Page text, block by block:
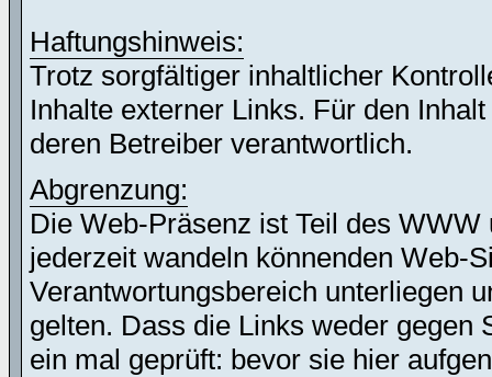
Haftungshinweis:
Trotz sorgfältiger inhaltlicher
Inhalte externer Links. Für den
deren Betreiber verantwortlich.
Abgrenzung:
Die Web-Präsenz ist Teil des
jederzeit wandeln könnenden Web-
Verantwortungsbereich unterliegen
gelten. Dass die Links weder gegen
ein mal geprüft: bevor sie hier